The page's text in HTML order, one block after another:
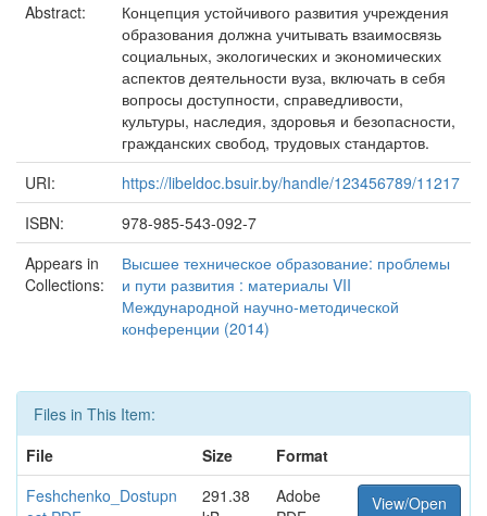
Abstract:
Концепция устойчивого развития учреждения
образования должна учитывать взаимосвязь
социальных, экологических и экономических
аспектов деятельности вуза, включать в себя
вопросы доступности, справедливости,
культуры, наследия, здоровья и безопасности,
гражданских свобод, трудовых стандартов.
URI:
https://libeldoc.bsuir.by/handle/123456789/11217
ISBN:
978-985-543-092-7
Appears in
Collections:
Высшее техническое образование: проблемы
и пути развития : материалы VII
Международной научно-методической
конференции (2014)
Files in This Item:
File
Size
Format
Feshchenko_Dostupn
291.38
Adobe
View/Open